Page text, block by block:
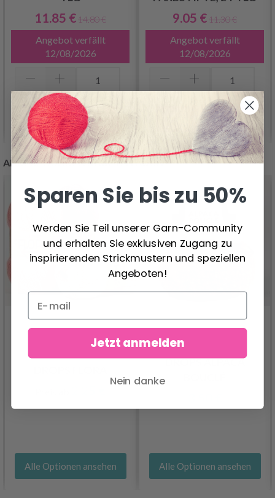
11.85 €14.80 €
Angebot verfällt
12/08/2026
In den Warenkorb
9.05 €11.30 €
Angebot verfällt
12/08/2026
In den Warenkorb
ANDERE KUNDEN KAUFTEN AUCH
Alle Optionen ansehen
DROPS ALPACA
Alle Optionen ansehen
Sparen Sie bis zu 50%
Werden Sie Teil unserer Garn-Community
und erhalten Sie exklusiven Zugang zu
inspirierenden Strickmustern und speziellen
Angeboten!
Jetzt anmelden
Nein danke